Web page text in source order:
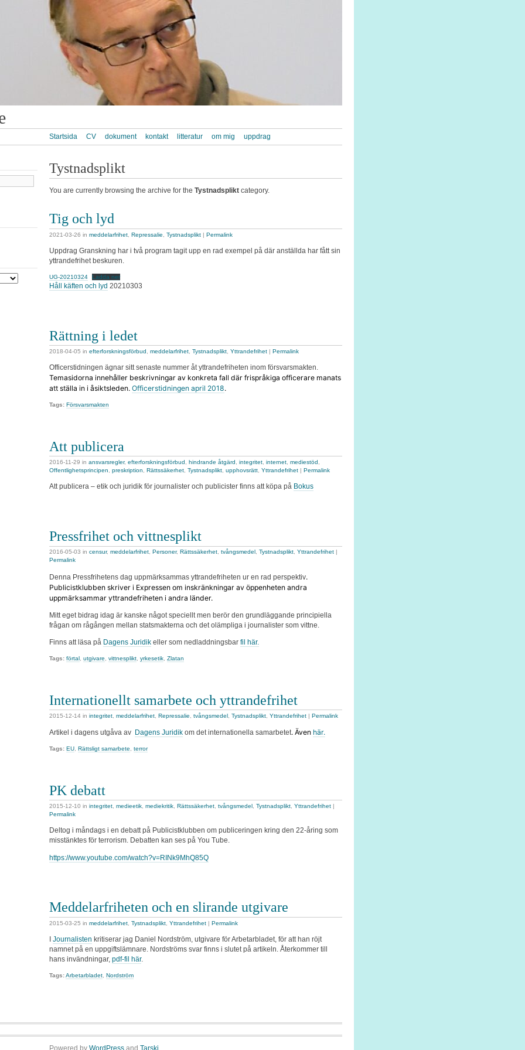
Startsida CV dokument kontakt litteratur om mig uppdrag
Tystnadsplikt
You are currently browsing the archive for the Tystnadsplikt category.
Tig och lyd
2021-03-26 in meddelarfrihet Repressalie Tystnadsplikt | Permalink
Uppdrag Granskning har i två program tagit upp en rad exempel på där anställda har fått sin
yttrandefrihet beskuren.
UG-20210324 Ladda ner
Håll käften och lyd 20210303
Rättning i ledet
2018-04-05 in efterforskningsförbud meddelarfrihet Tystnadsplikt Yttrandefrihet | Permalink
Officerstidningen ägnar sitt senaste nummer åt yttrandefriheten inom försvarsmakten.
Temasidorna innehåller beskrivningar av konkreta fall där frispråkiga officerare manats
att ställa in i åsiktsleden. Officerstidningen april 2018.
Tags: Försvarsmakten
Att publicera
2016-11-29 in ansvarsregler, efterforskningsförbud, hindrande åtgärd, integritet, internet, mediestöd,
Offentlighetsprincipen, preskription, Rättssäkerhet, Tystnadsplikt, upphovsrätt, Yttrandefrihet | Permalink
Att publicera – etik och juridik för journalister och publicister finns att köpa på Bokus
Pressfrihet och vittnesplikt
2016-05-03 in censur, meddelarfrihet, Personer, Rättssäkerhet, tvångsmedel , Tystnadsplikt, Yttrandefrihet
Permalink
Denna Pressfrihetens dag uppmärksammas yttrandefriheten ur en rad perspektiv.
Publicistklubben skriver i Expressen om inskränkningar av öppenheten andra
uppmärksammar yttrandefriheten i andra länder.
Mitt eget bidrag idag är kanske något speciellt men berör den grundläggande principiella
frågan om rågången mellan statsmakterna och det olämpliga i journalister som vittne.
Finns att läsa på Dagens Juridik eller som nedladdningsbar fil här.
Tags: förtal utgivare vittnesplikt yrkesetik Zlatan
Internationellt samarbete och yttrandefrihet
2015-12-14 in integritet meddelarfrihet Repressalie tvångsmedel Tystnadsplikt Yttrandefrihet | Permalink
Artikel i dagens utgåva av Dagens Juridik om det internationella samarbetet. Även här.
Tags: EU, Rättsligt samarbete, terror
PK debatt
2015-12-10 in integritet, medieetik, mediekritik, Rättssäkerhet, tvångsmedel, Tystnadsplikt, Yttrandefrihet |
Permalink
Deltog i måndags i en debatt på Publicistklubben om publiceringen kring den 22-åring som
misstänktes för terrorism. Debatten kan ses på You Tube.
https://www.youtube.com/watch?v=RINk9MhQ85Q
Meddelarfriheten och en slirande utgivare
2015-03-25 in meddelarfrihet Tystnadsplikt Yttrandefrihet | Permalink
Journalisten kritiserar jag Daniel Nordström, utgivare för Arbetarbladet, för att han röjt
namnet på en uppgiftslämnare. Nordströms svar finns i slutet på artikeln. Återkommer till
hans invändningar, pdf-fil här.
Tags:Arbetarbladet Nordström